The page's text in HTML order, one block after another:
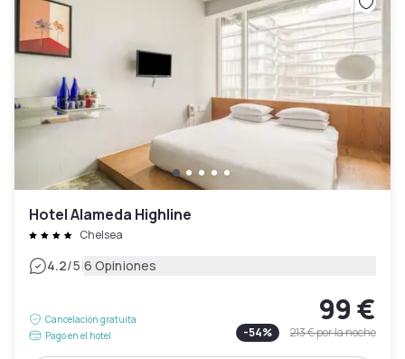
Hotel Alameda Highline
Chelsea
4.2/5|6 Opiniones
Cancelación gratuita
Pago en el hotel
99 €
-54% 213 €por la noche